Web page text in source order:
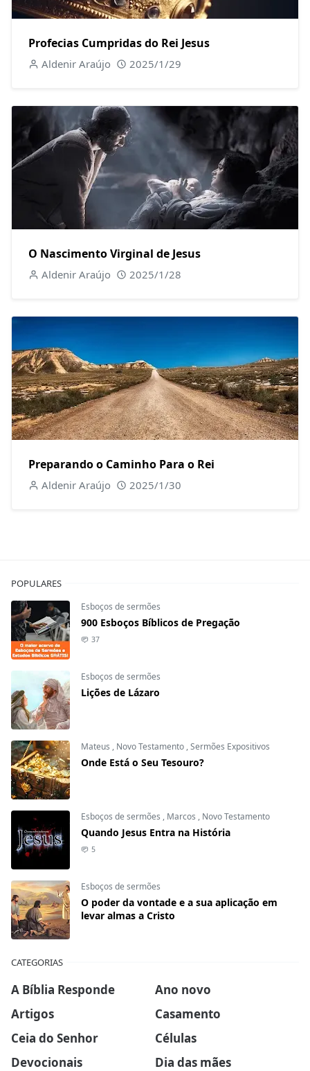
Profecias Cumpridas do Rei Jesus
Aldenir Araújo 2025/1/29
O Nascimento Virginal de Jesus
Aldenir Araújo 2025/1/28
Preparando o Caminho Para o Rei
Aldenir Araújo 2025/1/30
POPULARES
Esboços de sermões
900 Esboços Bíblicos de Pregação
37
Esboços de sermões
Lições de Lázaro
Mateus , Novo Testamento ,Sermões Expositivos
Onde Está o Seu Tesouro?
Esboços de sermões , Marcos , Novo Testamento
Quando Jesus Entra na História
5
Esboços de sermões
O poder da vontade e a sua aplicação em
levar almas a Cristo
CATEGORIAS
A Bíblia Responde
Ano novo
Artigos
Casamento
Ceia do Senhor
Células
Devocionais
Dia das mães